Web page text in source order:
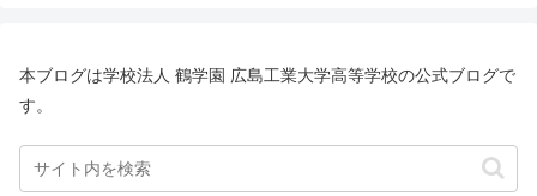
本ブログは学校法人 鶴学園 広島工業大学高等学校の公式ブログで
す。